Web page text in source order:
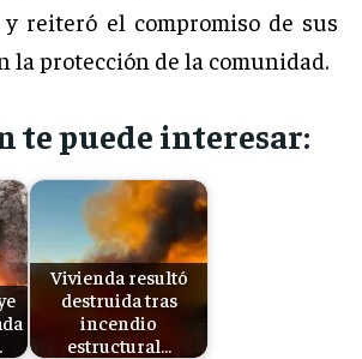
reiteró el compromiso de sus
la protección de la comunidad.
te puede interesar:
Vivienda resultó
destruida tras
incendio
estructural…